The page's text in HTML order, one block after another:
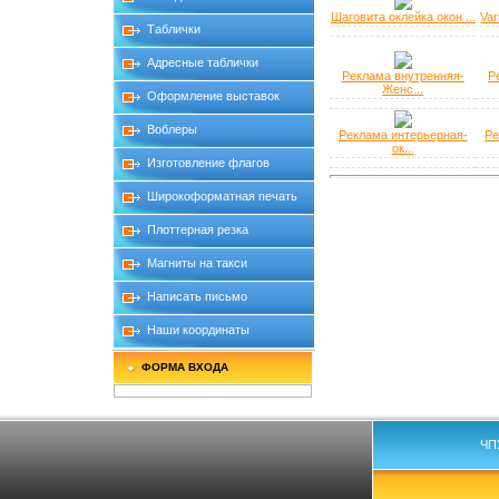
Таблички
Адресные таблички
Оформление выставок
Воблеры
Изготовление флагов
Широкоформатная печать
Плоттерная резка
Магниты на такси
Написать письмо
Наши координаты
ФОРМА ВХОДА
Шаговита оклейка окон ...
Реклама внутренняя-
Женс...
Реклама интерьерная-
ок...